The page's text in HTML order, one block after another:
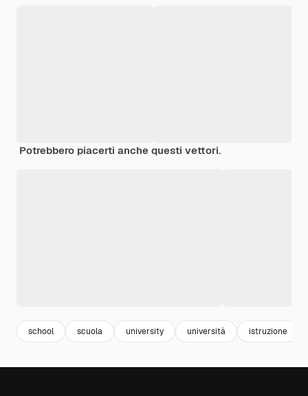
Potrebbero piacerti anche questi vettori.
school scuola university università istruzione